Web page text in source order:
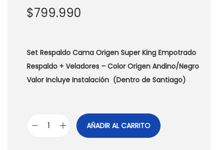
$799.990
Set Respaldo Cama Origen Super King Empotrado
Respaldo + Veladores – Color Origen Andino/Negro
Valor Incluye Instalación (Dentro de Santiago)
AÑADIR AL CARRITO